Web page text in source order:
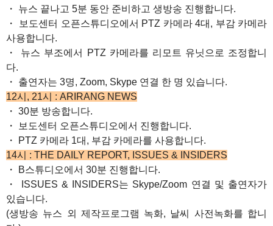
・ 뉴스 끝나고 5분 동안 준비하고 생방송 진행합니다.
・ 보도센터 오픈스튜디오에서 PTZ 카메라 4대, 부감 카메라
사용합니다.
・ 뉴스 부조에서 PTZ 카메라를 리모트 유닛으로 조정합니
다.
・ 출연자는 3명, Zoom, Skype 연결 한 명 있습니다.
12시, 21시 : ARIRANG NEWS
・ 30분 방송합니다.
・ 보도센터 오픈스튜디오에서 진행합니다.
・ PTZ 카메라 1대, 부감 카메라를 사용합니다.
14시 : THE DAILY REPORT, ISSUES & INSIDERS
・ B스튜디오에서 30분 진행합니다.
・ ISSUES & INSIDERS는 Skype/Zoom 연결 및 출연자가
있습니다.
(생방송 뉴스 외 제작프로그램 녹화, 날씨 사전녹화를 합니